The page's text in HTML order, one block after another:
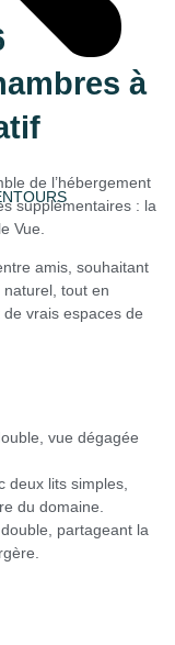
à
de l’hébergement
supplémentaires : la
Vue
amis, souhaitant
tout en
de vrais espaces de
vue dégagée
deux lits simples
du domaine.
, partageant la